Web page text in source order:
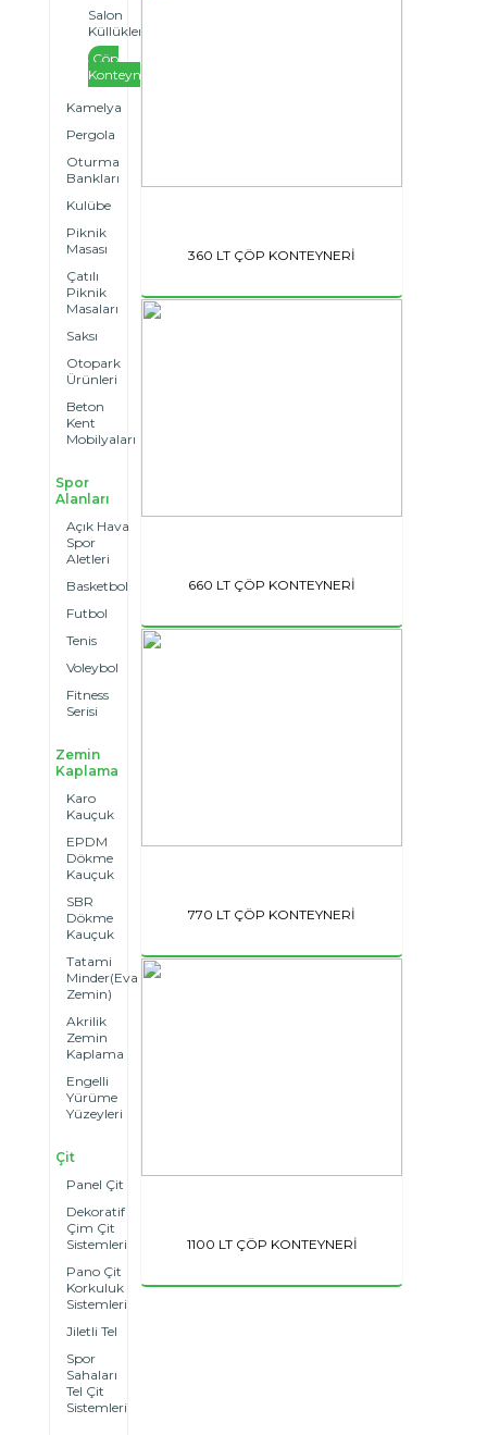
Salon
Küllükleri
Çöp
Konteynerleri
Kamelya
Pergola
Oturma
Bankları
Kulübe
Piknik
Masası
Çatılı
Piknik
Masaları
Saksı
Otopark
Ürünleri
Beton
Kent
Mobilyaları
Spor
Alanları
Açık Hava
Spor
Aletleri
Basketbol
Futbol
Tenis
Voleybol
Fitness
Serisi
Zemin
Kaplama
Karo
Kauçuk
EPDM
Dökme
Kauçuk
SBR
Dökme
Kauçuk
Tatami
Minder(Eva
Zemin)
Akrilik
Zemin
Kaplama
Engelli
Yürüme
Yüzeyleri
Çit
Panel Çit
Dekoratif
Çim Çit
Sistemleri
Pano Çit
Korkuluk
Sistemleri
Jiletli Tel
Spor
Sahaları
Tel Çit
Sistemleri
360 LT ÇÖP KONTEYNERİ
660 LT ÇÖP KONTEYNERİ
770 LT ÇÖP KONTEYNERİ
1100 LT ÇÖP KONTEYNERİ